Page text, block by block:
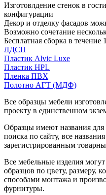
Изготовлдение стенок в
конфигурации
Декор и отделку фасадов
Возможно сочетание
Бесплатная сборка в течение
ЛДСП
Пластик Alvic Luxe
Пластик HPL
Пленка ПВХ
Полотно АГТ (МДФ)
Все образцы мебели
проекту в единственном
Образцы имеют названия для
поиска по сайту, все
зарегистрированным
Все мебельные изделия
образцов по цвету, размеру,
способами монтажа и
фурнитуры.